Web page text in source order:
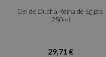
Gel de Ducha Reina de Egipto
250ml
29,71 €